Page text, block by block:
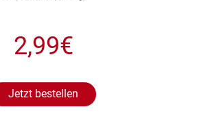
2,99€
Jetzt bestellen